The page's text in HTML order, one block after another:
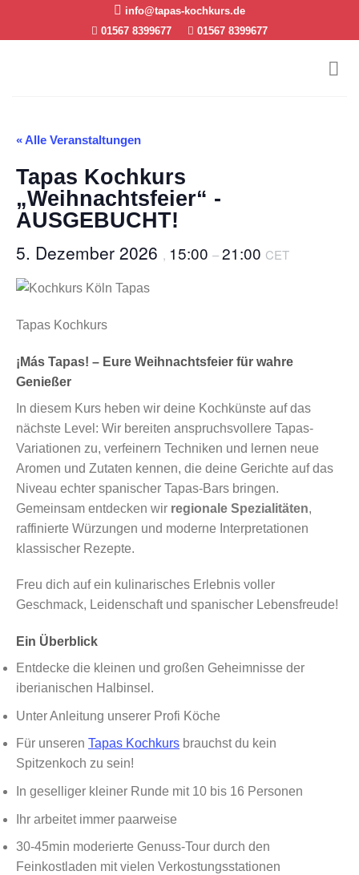
info@tapas-kochkurs.de
01567 8399677
01567 8399677
« Alle Veranstaltungen
Tapas Kochkurs
„Weihnachtsfeier“ -
AUSGEBUCHT!
5. Dezember 2026 , 15:00 –21:00 CET
Tapas Kochkurs
¡Más Tapas! – Eure Weihnachtsfeier für wahre
Genießer
In diesem Kurs heben wir deine Kochkünste auf das
nächste Level: Wir bereiten anspruchsvollere Tapas-
Variationen zu, verfeinern Techniken und lernen neue
Aromen und Zutaten kennen, die deine Gerichte auf das
Niveau echter spanischer Tapas-Bars bringen.
Gemeinsam entdecken wir regionale Spezialitäten,
raffinierte Würzungen und moderne Interpretationen
klassischer Rezepte.
Freu dich auf ein kulinarisches Erlebnis voller
Geschmack, Leidenschaft und spanischer Lebensfreude!
Ein Überblick
Entdecke die kleinen und großen Geheimnisse der
iberianischen Halbinsel.
Unter Anleitung unserer Profi Köche
Für unseren Tapas Kochkurs brauchst du kein
Spitzenkoch zu sein!
In geselliger kleiner Runde mit 10 bis 16 Personen
Ihr arbeitet immer paarweise
30-45min moderierte Genuss-Tour durch den
Feinkostladen mit vielen Verkostungsstationen